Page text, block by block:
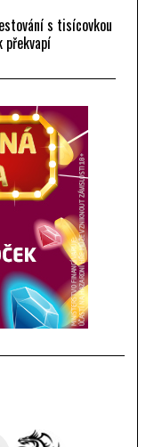
s tisícovkou
překvapí